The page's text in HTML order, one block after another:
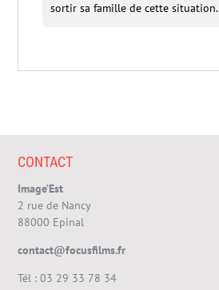
sortir sa famille de cette situation.
CONTACT
Image’Est
2 rue de Nancy
88000 Epinal
contact@focusfilms.fr
Tél :03 29 33 78 34